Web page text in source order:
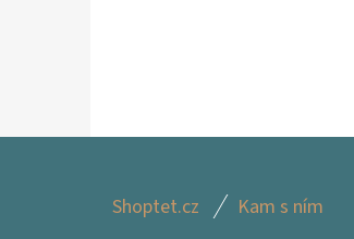
Shoptet.cz
Kam s ním